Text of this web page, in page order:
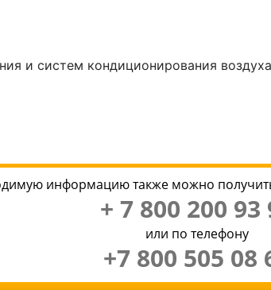
и систем кондиционирования
информацию также можно
+ 7 800 200 93
или по телефону
+7 800 505 08